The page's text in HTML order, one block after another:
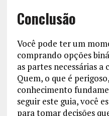
Conclusão
Você pode ter um
comprando opções
as partes necessárias a
Quem, o que é
conhecimento
seguir este guia, você
para tomar decisões